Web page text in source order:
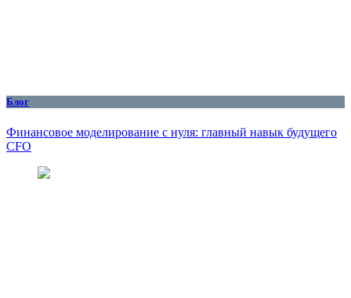
Блог
Финансовое моделирование с нуля: главный навык будущего
CFO